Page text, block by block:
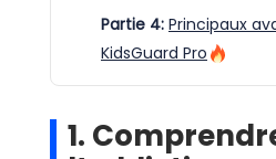
Partie 4: Principaux
KidsGuard Pro
1.